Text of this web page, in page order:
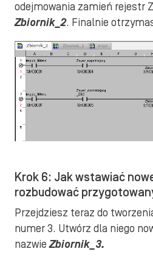
odejmowania zamień rejestr
Zbiornik_2. Finalnie
Krok 6: Jak wstawiać
rozbudować
Przejdziesz teraz do
numer 3. Utwórz dla niego
nazwieZbiornik_3.